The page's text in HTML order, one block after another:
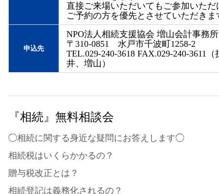
直接ご来場いただいてもご参加いただ
ご予約の方を優先とさせていただきま
申込先
NPO法人相続支援協会 増山会計事務所
〒310-0851 水戸市千波町1258-2
TEL.029-240-3618 FAX.029-240-3611
井、増山）
『相続』無料相談会
◯相続に関する身近な疑問にお答えします◯
相続税はいくらかかるの？
贈与税改正とは？
相続登記は義務化されるの？